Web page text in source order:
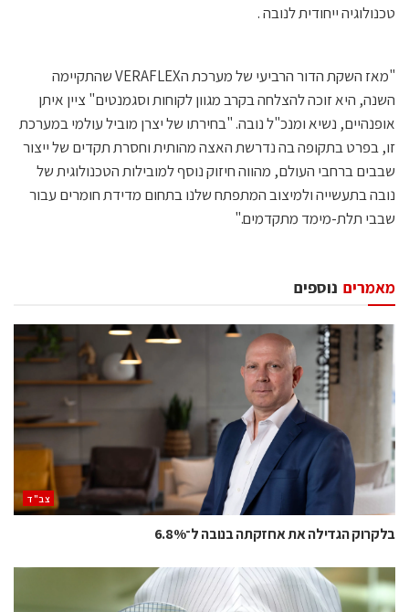
טכנולוגיה ייחודית לנובה .
"מאז השקת הדור הרביעי של מערכת הVERAFLEX שהתקיימה
השנה, היא זוכה להצלחה בקרב מגוון לקוחות וסגמנטים" ציין איתן
אופנהיים, נשיא ומנכ"ל נובה. "בחירתו של יצרן מוביל עולמי במערכת
זו, בפרט בתקופה בה נדרשת האצה מהותית וחסרת תקדים של ייצור
שבבים ברחבי העולם, מהווה חיזוק נוסף למובילות הטכנולוגית של
נובה בתעשייה ולמיצוב המתפתח שלנו בתחום מדידת חומרים עבור
שבבי תלת-מימד מתקדמים."
נוספים מאמרים
‫צב"ד‬
בלקרוק הגדילה את אחזקתה בנובה ל־6.8%